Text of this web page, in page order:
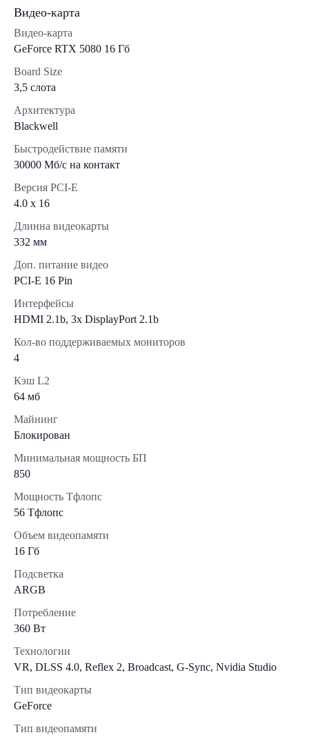
Видео-карта
Видео-карта
GeForce RTX 5080 16 Гб
Board Size
3,5 слота
Архитектура
Blackwell
Быстродействие памяти
30000 Мб/с на контакт
Версия PCI-E
4.0 x 16
Длинна видеокарты
332 мм
Доп. питание видео
PCI-E 16 Pin
Интерфейсы
HDMI 2.1b, 3x DisplayPort 2.1b
Кол-во поддерживаемых мониторов
4
Кэш L2
64 мб
Майнинг
Блокирован
Минимальная мощность БП
850
Мощность Тфлопс
56 Тфлопс
Объем видеопамяти
16 Гб
Подсветка
ARGB
Потребление
360 Вт
Технологии
VR, DLSS 4.0, Reflex 2, Broadcast, G-Sync, Nvidia Studio
Тип видеокарты
GeForce
Тип видеопамяти